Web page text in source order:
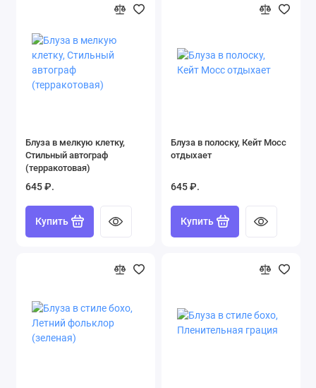
Шорты (14)
Юбки (12)
Блуза в мелкую клетку,
Стильный автограф
(терракотовая)
645 ₽.
Купить
Блуза в полоску, Кейт Мосс
отдыхает
645 ₽.
Купить